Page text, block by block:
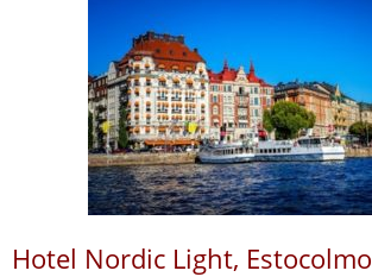
Hotel Nordic Light, Estocolmo